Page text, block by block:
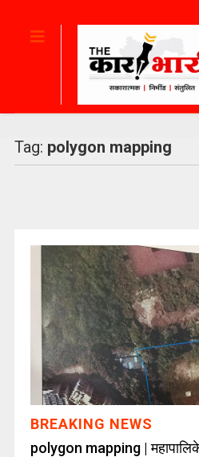
Tag: polygon mapping
BREAKING NEWS
polygon mapping |